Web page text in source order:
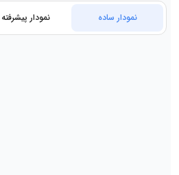
نمودار ساده نمودار پیشرفته